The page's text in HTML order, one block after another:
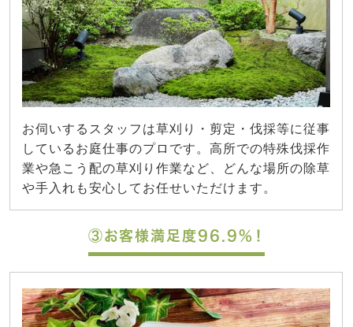
お伺いするスタッフは草刈り・剪定・伐採等に従事
しているお庭仕事のプロです。高所での特殊伐採作
業や急こう配の草刈り作業など、どんな場所の除草
や手入れも安心してお任せいただけます。
③お客様満足度96.9%！